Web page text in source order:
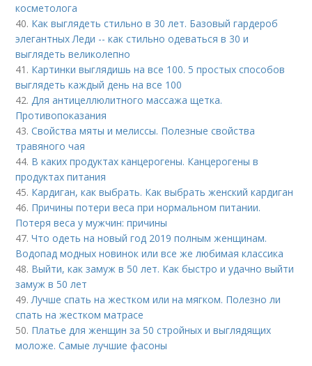
косметолога
40. Как выглядеть стильно в 30 лет. Базовый гардероб
элегантных Леди -- как стильно одеваться в 30 и
выглядеть великолепно
41. Картинки выглядишь на все 100. 5 простых способов
выглядеть каждый день на все 100
42. Для антицеллюлитного массажа щетка.
Противопоказания
43.Свойства мяты и мелиссы. Полезные свойства
травяного чая
44. В каких продуктах канцерогены. Канцерогены в
продуктах питания
45. Кардиган, как выбрать. Как выбрать женский кардиган
46. Причины потери веса при нормальном питании.
Потеря веса у мужчин: причины
47.Что одеть на новый год 2019 полным женщинам.
Водопад модных новинок или все же любимая классика
48. Выйти, как замуж в 50 лет. Как быстро и удачно выйти
замуж в 50 лет
49. Лучше спать на жестком или на мягком. Полезно ли
спать на жестком матрасе
50. Платье для женщин за 50 стройных и выглядящих
моложе. Самые лучшие фасоны